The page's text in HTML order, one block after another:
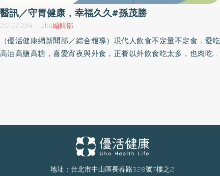
醫訊／守胃健康，幸福久久#孫茂勝
2012/12/14 Uho編輯部
（優活健康網新聞部／綜合報導）現代人飲食不定量不定食，愛吃
高油高鹽高糖，喜愛宵夜與外食，正餐以外飲食吃太多，也肉吃太
認，以免臨時異動或取消，當天請自備喝水容器。名稱：院長開講
－健康同樂會時間：101年12月15日（六）上午09：00～11：00地
點：彰化基督教醫院（彰化市南校街135號）第二醫療大樓11樓連瑪
地址：台北市中山區長春路328號7樓之2